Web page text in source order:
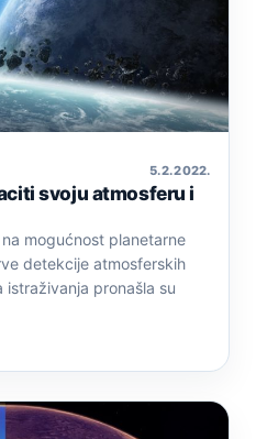
5. 2. 2022.
svoju atmosferu i
mogućnost planetarne
detekcije atmosferskih
istraživanja pronašla su